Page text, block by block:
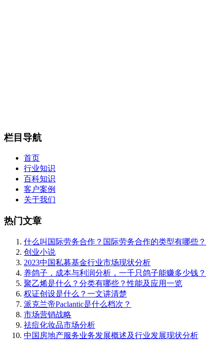
栏目导航
首页
行业知识
百科知识
客户案例
关于我们
热门文章
什么叫国际劳务合作？国际劳务合作的类型有哪些？
创业小说
2023中国私募基金行业市场现状分析
养鸽子，成本与利润分析，一千只鸽子能赚多少钱？
聚乙烯是什么？分类有哪些？性能及应用一览
权证创设是什么？一文讲清楚
派克兰帝Paclantic是什么档次？
市场营销战略
祛痘化妆品市场分析
中国房地产服务业务发展概述及行业发展现状分析